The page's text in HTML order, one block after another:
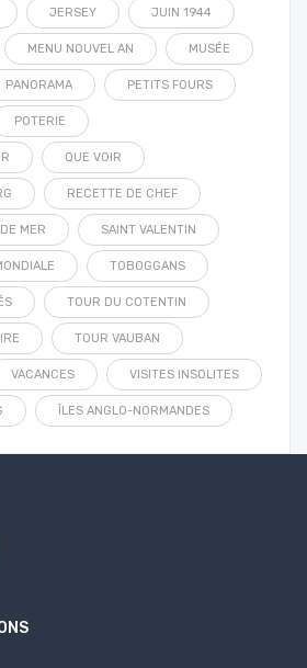
JERSEY JUIN 1944
MENU NOUVEL AN MUSÉE
PANORAMA PETITS FOURS
POTERIE
QUE VOIR
RECETTE DE CHEF
MER SAINT VALENTIN
TOBOGGANS
TOUR DU COTENTIN
TOUR VAUBAN
VACANCES VISITES INSOLITES
ÎLES ANGLO-NORMANDES